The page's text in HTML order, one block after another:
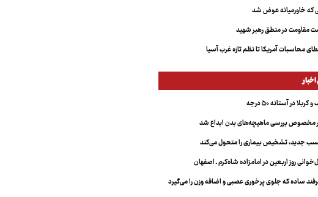
که خاورمیانه عوض شد
مقاومت در منطق رهبر شهید
محاسبات آمریکا تا نظم تازه غرب آسیا
در آستانه ۵۰ درجه
مخصوص بررسی ماهیچه‌های بدن ابداع شد
جدید، تشخیص بیماری را متحول می‌کند
روز اربعین در امامزاده شاه‌کرم ـ اصفهان